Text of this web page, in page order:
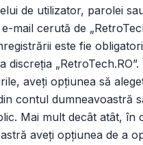
de utilizator, parolei
mail cerută de
este fie
discreţia „RetroTech.RO”.
aveţi opţiunea să
contul dumneavoastră
Mai mult decât atât, în
aveţi opţiunea de a